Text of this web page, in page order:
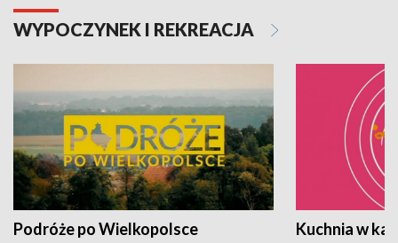
WYPOCZYNEK I REKREACJA
Podróże po Wielkopolsce Kuchnia w